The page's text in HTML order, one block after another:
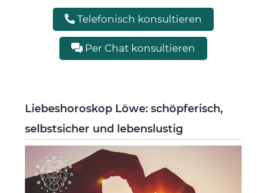
Telefonisch konsultieren
Per Chat konsultieren
Liebeshoroskop Löwe: schöpferisch,
selbstsicher und lebenslustig